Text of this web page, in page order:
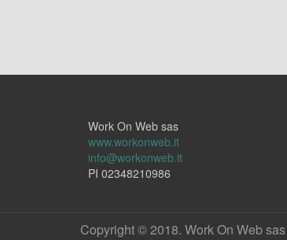
Work On Web sas
www.workonweb.it
info@workonweb.it
PI 02348210986
Copyright © 2018. Work On Web